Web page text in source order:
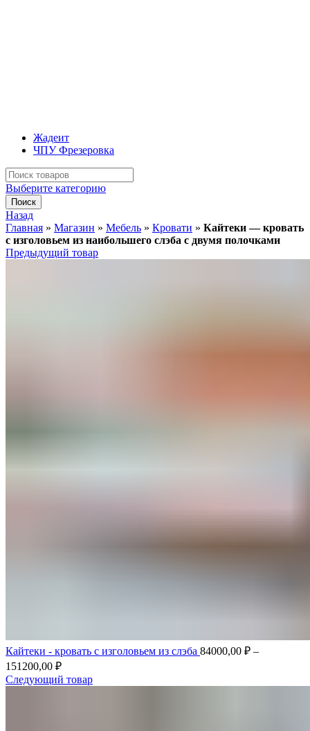
Жадеит
ЧПУ Фрезеровка
Искать:
Выберите категорию
Поиск
Назад
Главная » Магазин » Мебель » Кровати » Кайтеки — кровать
с изголовьем из наибольшего слэба с двумя полочками
Предыдущий товар
Кайтеки - кровать с изголовьем из слэба 84000,00 ₽ –
151200,00 ₽
Следующий товар